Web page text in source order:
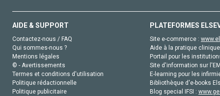
AIDE & SUPPORT
Contactez-nous / FAQ
Qui sommes-nous ?
Mentions légales
© - Avertissements
Termes et conditions d'utilisation
Politique rédactionnelle
Politique publicitaire
PLATEFORMES
Site e-commerce :
Aide à la pratique
Portail pour les
Site d'information sur
E-learning pour les
Bibliothèque d'e-books
Blog special IFSI :